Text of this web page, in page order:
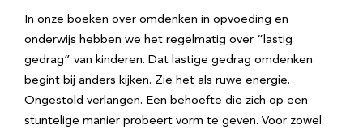
In onze boeken over omdenken in opvoeding en
onderwijs hebben we het regelmatig over “lastig
gedrag” van kinderen. Dat lastige gedrag omdenken
begint bij anders kijken. Zie het als ruwe energie.
Ongestold verlangen. Een behoefte die zich op een
stuntelige manier probeert vorm te geven. Voor zowel